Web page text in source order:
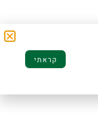
קראתי